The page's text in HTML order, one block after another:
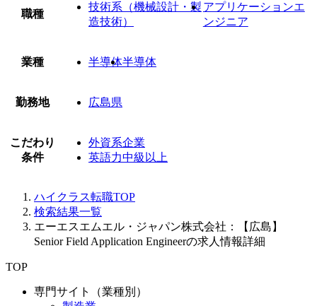
職種
技術系（機械設計・製
造技術）
アプリケーションエ
ンジニア
業種 半導体半導体
勤務地 広島県
こだわり
条件
外資系企業
英語力中級以上
ハイクラス転職TOP
検索結果一覧
エーエスエムエル・ジャパン株式会社：【広島】
Senior Field Application Engineerの求人情報詳細
TOP
専門サイト（業種別）